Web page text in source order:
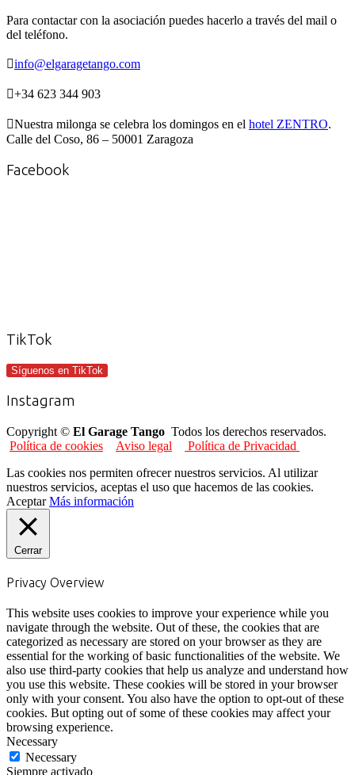
Para contactar con la asociación puedes hacerlo a través del mail o
del teléfono.
info@elgaragetango.com
+34 623 344 903
Nuestra milonga se celebra los domingos en el hotel ZENTRO.
Calle del Coso, 86 – 50001 Zaragoza
Facebook
TikTok
Síguenos en TikTok
Instagram
Copyright © El Garage Tango Todos los derechos reservados.
Política de cookies
Aviso legal
Política de Privacidad
Las cookies nos permiten ofrecer nuestros servicios. Al utilizar
nuestros servicios, aceptas el uso que hacemos de las cookies.
Aceptar Más información
Cerrar
Privacy Overview
This website uses cookies to improve your experience while you
navigate through the website. Out of these, the cookies that are
categorized as necessary are stored on your browser as they are
essential for the working of basic functionalities of the website. We
also use third-party cookies that help us analyze and understand how
you use this website. These cookies will be stored in your browser
only with your consent. You also have the option to opt-out of these
cookies. But opting out of some of these cookies may affect your
browsing experience.
Necessary
Necessary
Siempre activado